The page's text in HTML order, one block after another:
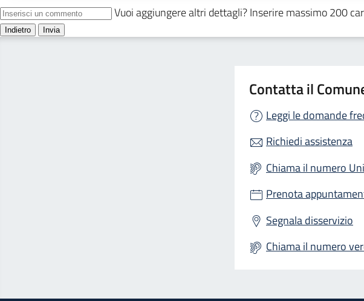
Contatta il
Leggi le domande
Richiedi assistenza
Chiama il numero
Prenota
Segnala disservizio
Chiama il numero